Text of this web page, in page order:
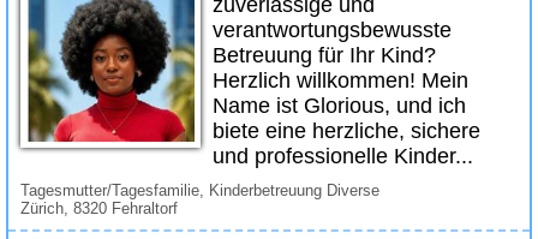
zuverlässige und
verantwortungsbewusste
Betreuung für Ihr Kind?
Herzlich willkommen! Mein
Name ist Glorious, und ich
biete eine herzliche, sichere
und professionelle Kinder...
Tagesmutter/Tagesfamilie, Kinderbetreuung Diverse
Zürich, 8320 Fehraltorf